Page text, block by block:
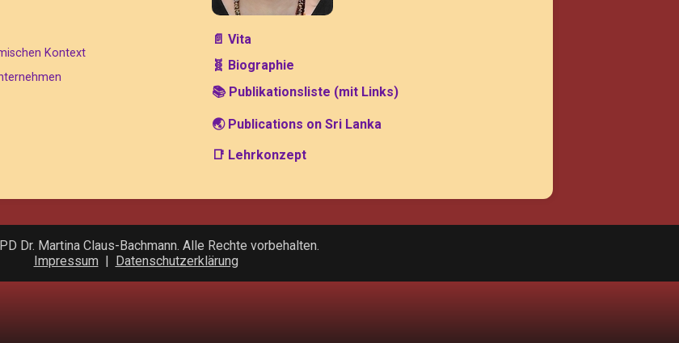
Kontext
📄 Vita
🧬 Biographie
📚 Publikationsliste (mit Links)
🌏 Publications on Sri Lanka
📑 Lehrkonzept
Dr. Martina Claus-Bachmann. Alle Rechte vorbehalten.
Impressum | Datenschutzerklärung